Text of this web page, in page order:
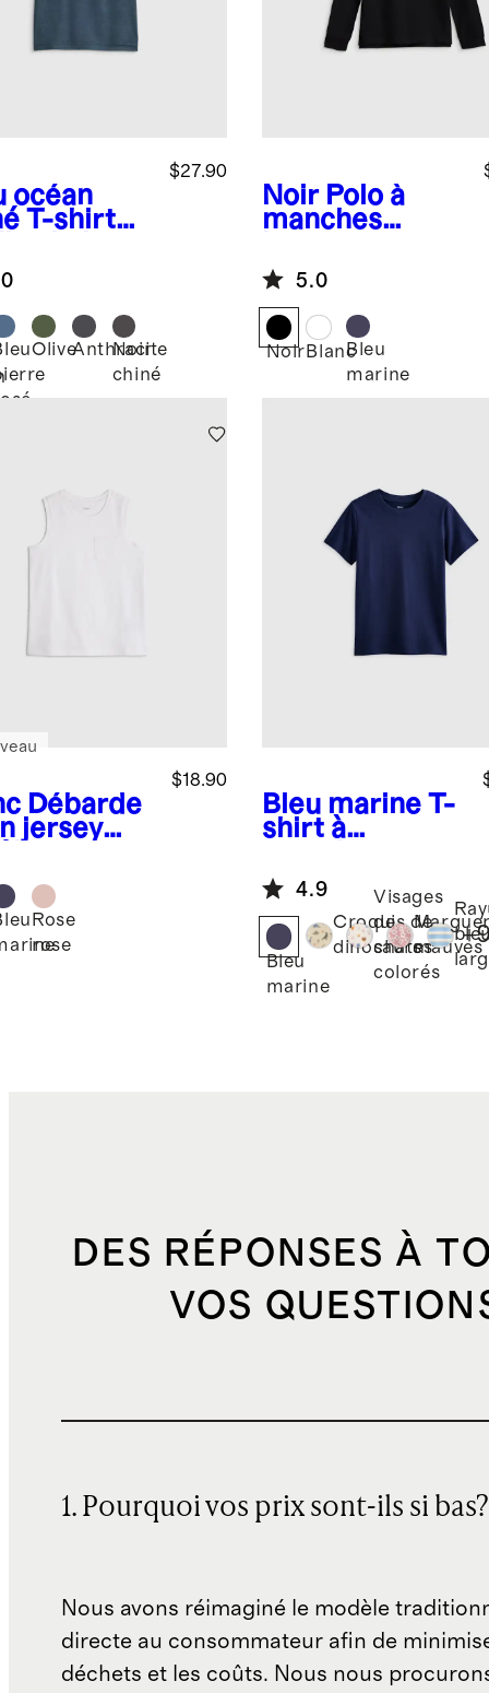
océan
T-shirt
$27.90
OliveAnthracite
Noir
chiné
Noir Polo à
manches
piqué de coton
biologique
5.0
Noir BlancBleu
marine
Débarde
jersey
tout-petit
$18.90
Rose
rose
Bleu marine T-
shirt à
courtes en
jersey de coton
biologique à
100 %
4.9
Bleu
marine
Croquis de
dinosaures
Visages
de
chats
colorés
mauves
+
DES RÉPONSES À
VOS
1. Pourquoi vos prix sont-ils si bas?
Nous avons réimaginé le modèle
directe au consommateur afin de
déchets et les coûts. Nous nous